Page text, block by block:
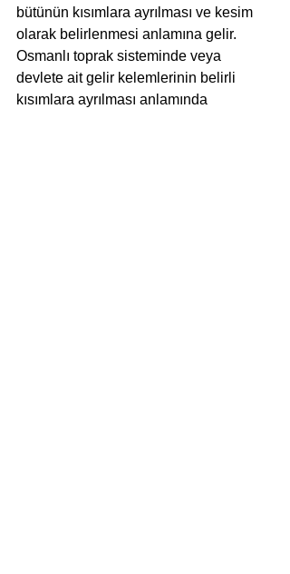
bütünün kısımlara ayrılması ve kesim
olarak belirlenmesi anlamına gelir.
Osmanlı toprak sisteminde veya
devlete ait gelir kelemlerinin belirli
kısımlara ayrılması anlamında